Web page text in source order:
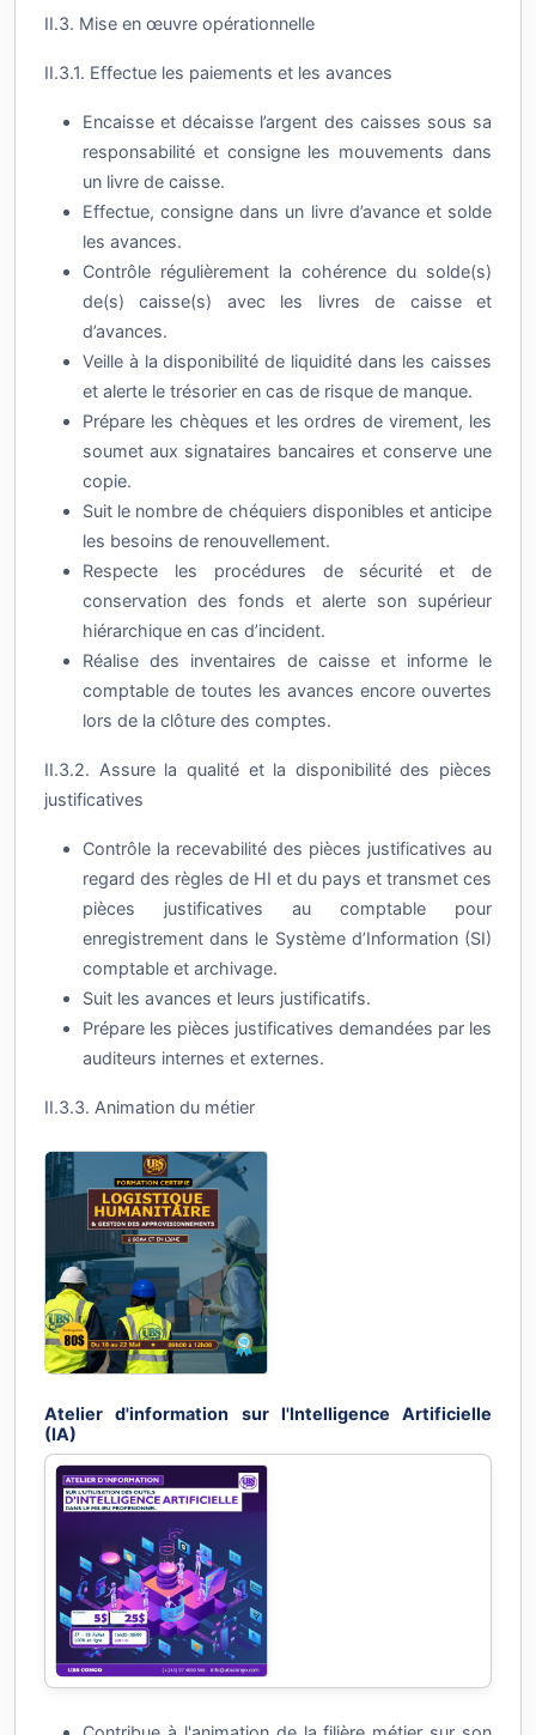
responsabilité et consigne les mouvements dans
un livre de caisse.
Effectue, consigne dans un livre d’avance et solde
les avances.
Contrôle régulièrement la cohérence du solde(s)
de(s) caisse(s) avec les livres de caisse et
d’avances.
Veille à la disponibilité de liquidité dans les caisses
et alerte le trésorier en cas de risque de manque.
Prépare les chèques et les ordres de virement, les
soumet aux signataires bancaires et conserve une
copie.
Suit le nombre de chéquiers disponibles et anticipe
les besoins de renouvellement.
Respecte les procédures de sécurité et de
conservation des fonds et alerte son supérieur
hiérarchique en cas d’incident.
Réalise des inventaires de caisse et informe le
comptable de toutes les avances encore ouvertes
lors de la clôture des comptes.
justificatives
regard des règles de HI et du pays et transmet ces
pièces justificatives au comptable pour
enregistrement dans le Système d’Information (SI)
comptable et archivage.
Suit les avances et leurs justificatifs.
Prépare les pièces justificatives demandées par les
auditeurs internes et externes.
(IA)